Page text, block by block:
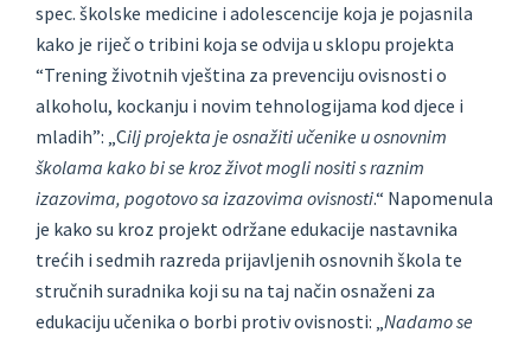
spec. školske medicine i adolescencije koja je pojasnila
kako je riječ o tribini koja se odvija u sklopu projekta
“Trening životnih vještina za prevenciju ovisnosti o
alkoholu, kockanju i novim tehnologijama kod djece i
mladih”: „Cilj projekta je osnažiti učenike u osnovnim
školama kako bi se kroz život mogli nositi s raznim
izazovima, pogotovo sa izazovima ovisnosti.“ Napomenula
je kako su kroz projekt održane edukacije nastavnika
trećih i sedmih razreda prijavljenih osnovnih škola te
stručnih suradnika koji su na taj način osnaženi za
edukaciju učenika o borbi protiv ovisnosti: „Nadamo se